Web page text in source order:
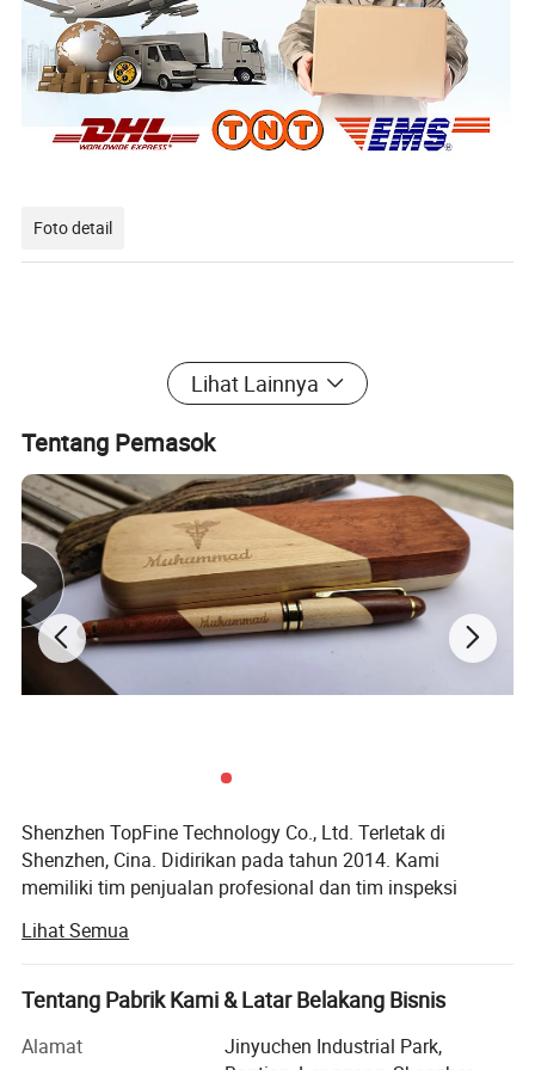
Foto detail
Lihat Lainnya
Tentang Pemasok
Shenzhen TopFine Technology Co., Ltd. Terletak di
Shenzhen, Cina. Didirikan pada tahun 2014. Kami
memiliki tim penjualan profesional dan tim inspeksi
berkualitas terbaik dan layanan terbaik bagi semua
pelanggan kami. Kami menawarkan layanan OEM dan
ODM.
Dari 2008 hingga 2015, produk utama yang dihasilkan
Lihat Semua
Tentang Pabrik Kami & Latar Belakang Bisnis
Alamat
Jinyuchen Industrial Park,